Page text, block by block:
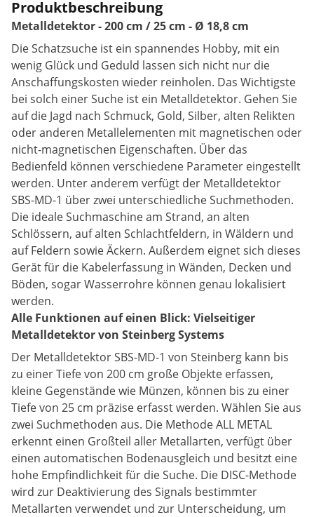
Produktbeschreibung
Metalldetektor - 200 cm / 25 cm - Ø 18,8 cm
Die Schatzsuche ist ein spannendes Hobby, mit ein
wenig Glück und Geduld lassen sich nicht nur die
Anschaffungskosten wieder reinholen. Das Wichtigste
bei solch einer Suche ist ein Metalldetektor. Gehen Sie
auf die Jagd nach Schmuck, Gold, Silber, alten Relikten
oder anderen Metallelementen mit magnetischen oder
nicht-magnetischen Eigenschaften. Über das
Bedienfeld können verschiedene Parameter eingestellt
werden. Unter anderem verfügt der Metalldetektor
SBS-MD-1 über zwei unterschiedliche Suchmethoden.
Die ideale Suchmaschine am Strand, an alten
Schlössern, auf alten Schlachtfeldern, in Wäldern und
auf Feldern sowie Äckern. Außerdem eignet sich dieses
Gerät für die Kabelerfassung in Wänden, Decken und
Böden, sogar Wasserrohre können genau lokalisiert
werden.
Alle Funktionen auf einen Blick: Vielseitiger
Metalldetektor von Steinberg Systems
Der Metalldetektor SBS-MD-1 von Steinberg kann bis
zu einer Tiefe von 200 cm große Objekte erfassen,
kleine Gegenstände wie Münzen, können bis zu einer
Tiefe von 25 cm präzise erfasst werden. Wählen Sie aus
zwei Suchmethoden aus. Die Methode ALL METAL
erkennt einen Großteil aller Metallarten, verfügt über
einen automatischen Bodenausgleich und besitzt eine
hohe Empfindlichkeit für die Suche. Die DISC-Methode
wird zur Deaktivierung des Signals bestimmter
Metallarten verwendet und zur Unterscheidung, um